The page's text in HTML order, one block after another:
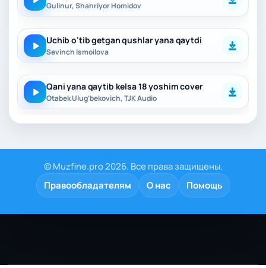
Gulinur, Shahriyor Homidov
Uchib o'tib getgan qushlar yana qaytdi
Sevinch Ismoilova
Qani yana qaytib kelsa 18 yoshim cover
Otabek Ulug'bekovich, TJK Audio
© Muzfine.pro 2026. Все права защищены.
Правообладателям
О нас Помощь